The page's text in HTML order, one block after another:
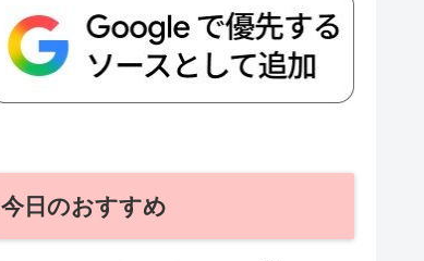
今日のおすすめ